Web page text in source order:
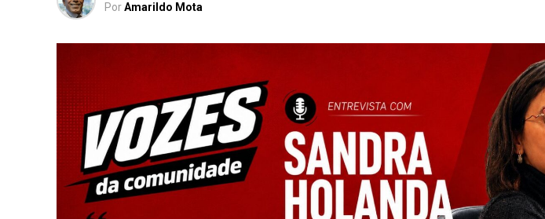
PorAmarildo Mota